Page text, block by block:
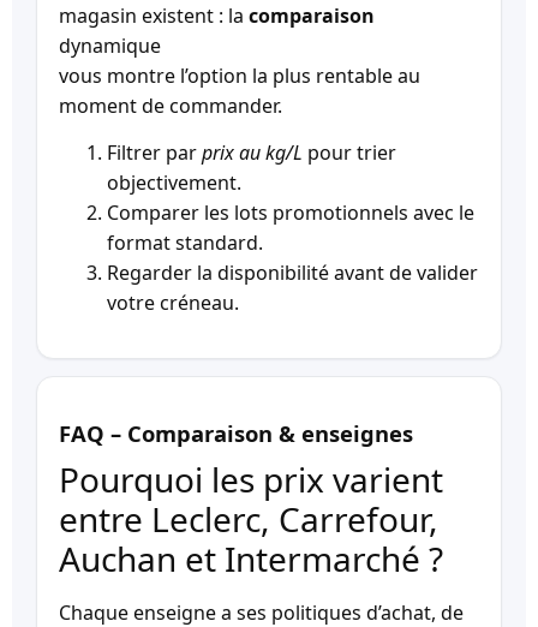
magasin existent : la comparaison
dynamique
vous montre l’option la plus rentable au
moment de commander.
Filtrer parprix au kg/L pour trier
objectivement.
Comparer les lots promotionnels avec le
format standard.
Regarder la disponibilité avant de valider
votre créneau.
FAQ – Comparaison & enseignes
Pourquoi les prix varient
entre Leclerc, Carrefour,
Auchan et Intermarché ?
Chaque enseigne a ses politiques d’achat, de